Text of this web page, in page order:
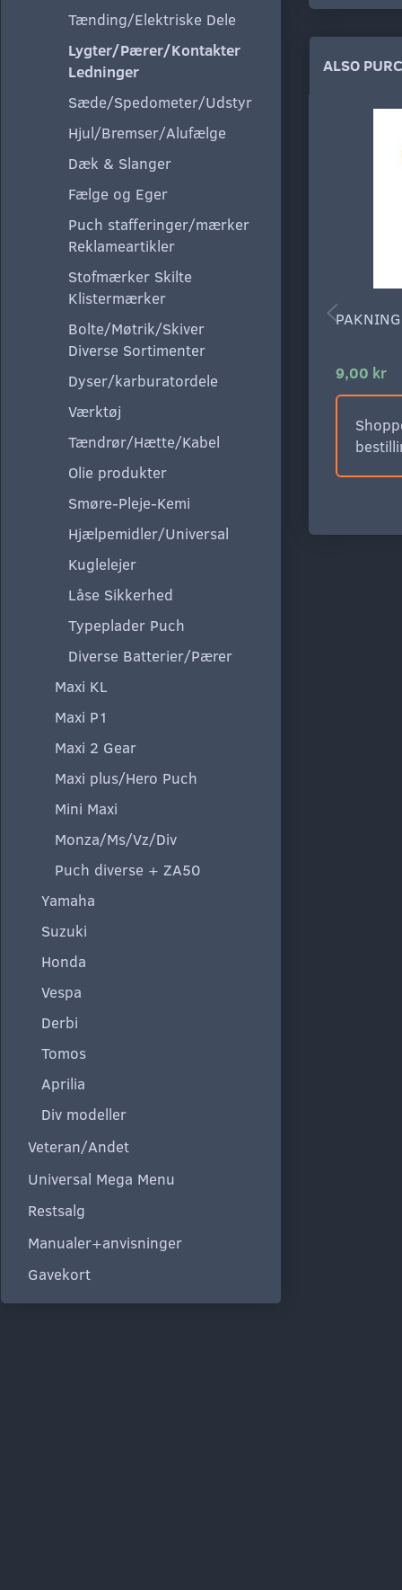
Tænding/Elektriske Dele
Lygter/Pærer/Kontakter
Ledninger
Sæde/Spedometer/Udstyr
Hjul/Bremser/Alufælge
Dæk & Slanger
Fælge og Eger
Puch stafferinger/mærker
Reklameartikler
Stofmærker Skilte
Klistermærker
Bolte/Møtrik/Skiver
Diverse Sortimenter
Dyser/karburatordele
Værktøj
Tændrør/Hætte/Kabel
Olie produkter
Smøre-Pleje-Kemi
Hjælpemidler/Universal
Kuglelejer
Låse Sikkerhed
Typeplader Puch
Diverse Batterier/Pærer
Maxi KL
Maxi P1
Maxi 2 Gear
Maxi plus/Hero Puch
Mini Maxi
Monza/Ms/Vz/Div
Puch diverse + ZA50
Yamaha
Suzuki
Honda
Vespa
Derbi
Tomos
Aprilia
Div modeller
Veteran/Andet
Universal Mega Menu
Restsalg
Manualer+anvisninger
Gavekort
ALSO
9,00 kr